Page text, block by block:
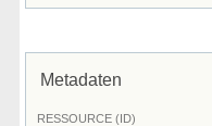
Metadaten
RESSOURCE (ID)